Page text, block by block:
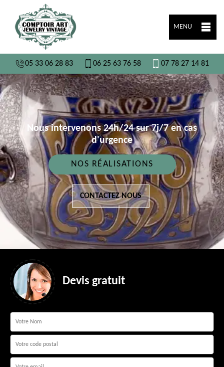
MENU
05 33 06 28 83 06 25 63 76 58 07 78 27 14 81
Nous intervenons 24h/24 sur 7j/7 en cas
d'urgence
NOS RÉALISATIONS
CONTACTEZ NOUS
Devis gratuit